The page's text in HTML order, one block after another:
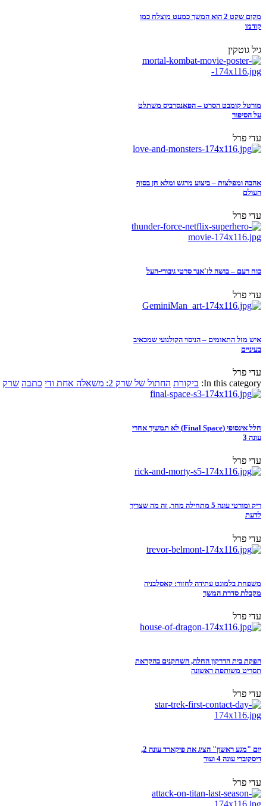
מקום שקט 2 הוא המשך כמעט מוצלח כמו
קודמו
גיל גוטקין
מורטל קומבט הסרט – הפאנסרביס משתלט
על הסיפור
עדי פרל
אהבה ומפלצות – ביצוע מרגש ומלא חן בסוף
העולם
עדי פרל
כוח רעם – בושה לז'אנר סרטי גיבורי-העל
עדי פרל
איש מזל התאומים – הניסוי הקולנועי שמכאיב
בעיניים
עדי פרל
In this category: ביקורת החתול של שרק 2: משאלה אחת ודי כתבה שרק
חלל אינסופי (Final Space) לא תמשיך אחרי
עונה 3
עדי פרל
ריק ומורטי עונה 5 מתחילה מחר, זה מה שצריך
לדעת
עדי פרל
משפחת בלמונט עתידה לחזור: קאסלבניה
מקבלת סדרת המשך
עדי פרל
הפקת בית הדרקון החלה, השחקנים בהקראת
תסריט משותפת ראשונה
עדי פרל
יום "מגע ראשון" הציג את פיקארד עונה 2,
דיסקוברי עונה 4 ועוד
עדי פרל